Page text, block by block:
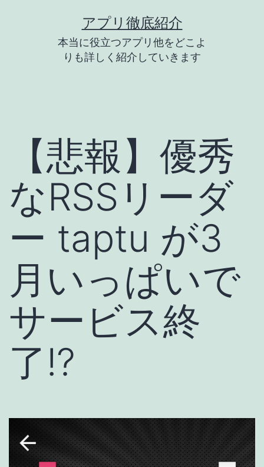
アプリ徹底紹介
本当に役立つアプリ他をどこよ
りも詳しく紹介していきます
【悲報】優秀
なRSSリーダ
ー taptu が3
月いっぱいで
サービス終
了!?